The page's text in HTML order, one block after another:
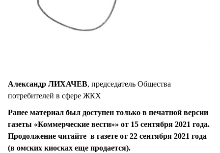
Александр ЛИХАЧЕВ, председатель Общества
потребителей в сфере ЖКХ
Ранее материал был доступен только в печатной версии
газеты «Коммерческие вести»» от 15 сентября 2021 года.
Продолжение читайте в газете от 22 сентября 2021 года
(в омских киосках еще продается).